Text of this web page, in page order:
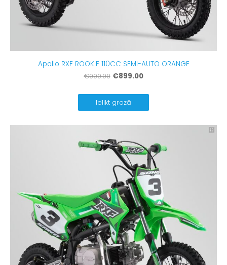
Apollo RXF ROOKIE 110CC SEMI-AUTO ORANGE
€990.00 €899.00
Ielikt grozā